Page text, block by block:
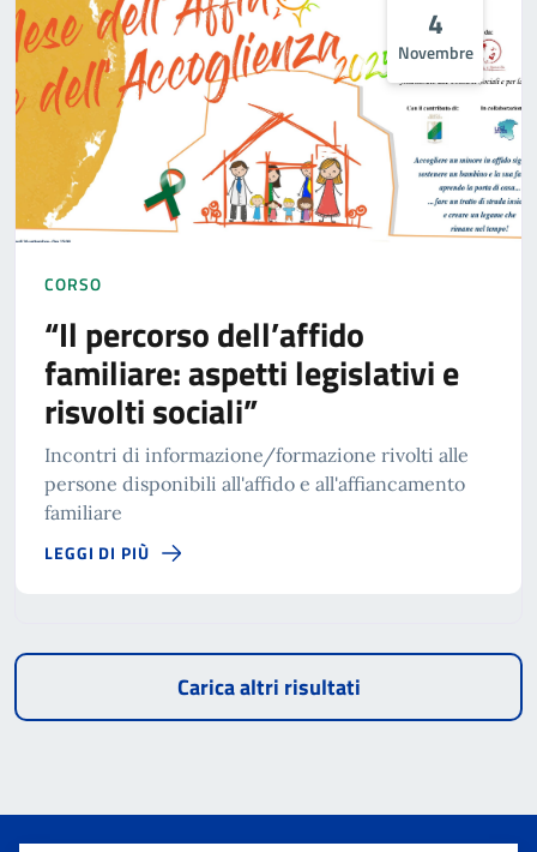
4
Novembre
CORSO
“Il percorso dell’affido
familiare: aspetti legislativi e
risvolti sociali”
Incontri di informazione/formazione rivolti alle
persone disponibili all'affido e all'affiancamento
familiare
LEGGI DI PIÙ
Carica altri risultati